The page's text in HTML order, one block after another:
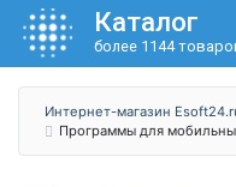
Каталог
более 1144
Интернет-магазин
Программы для